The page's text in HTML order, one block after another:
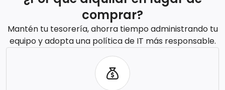
comprar?
Mantén tu tesorería, ahorra tiempo administrando tu
equipo y adopta una política de IT más responsable.